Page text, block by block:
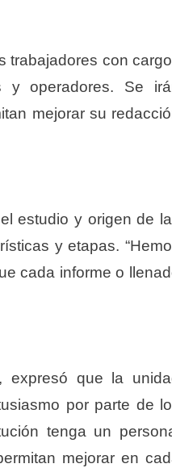
trabajadores con
y operadores. Se
mejorar su
estudio y origen de
y etapas.
cada informe o
expresó que la
por parte de
tenga un
mejorar en